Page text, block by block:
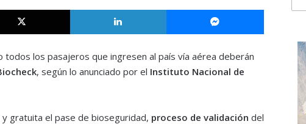
X LinkedIn Messenger
los pasajeros que ingresen al país vía aérea deberán
, según lo anunciado por el Instituto Nacional de
gratuita el pase de bioseguridad, proceso de validación del